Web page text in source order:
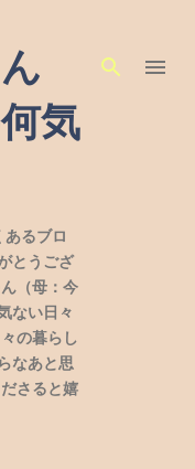
気
るブロ
とうござ
（母：今
ない日々
の暮らし
なあと思
さると嬉